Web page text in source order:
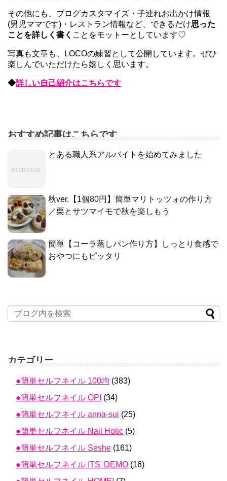
その他にも、ブログカスタマイズ・子連れお出かけ情報
(男児ママです)・レストラン情報など、できるだけ思った
ことを詳しく書く ことをモットーとしています♡
写真も文章も、LOCOの練習として公開しています。ぜひ
楽しんでいただけたら嬉しく思います。
◆詳しい自己紹介はこちらです
おすすめ記事はこちらです
とある職人系アルバイトを始めてみました
秋ver.【1個80円】簡単マリトッツォの作り方
／栗とサツマイモで秋を楽しもう
簡単【コーラ蒸しパン作り方】しっとり食感で
おやつにもピッタリ
カテゴリー
●簡単セルフネイル 100均 (383)
●簡単セルフネイル OPI (34)
●簡単セルフネイル anna-sui (25)
●簡単セルフネイル Nail Holic (5)
●簡単セルフネイル Seshe (161)
●簡単セルフネイル ITS' DEMO (16)